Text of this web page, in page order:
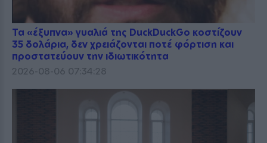
Τα «έξυπνα» γυαλιά της DuckDuckGo κοστίζουν
35 δολάρια, δεν χρειάζονται ποτέ φόρτιση και
προστατεύουν την ιδιωτικότητα
2026-08-06 07:34:28